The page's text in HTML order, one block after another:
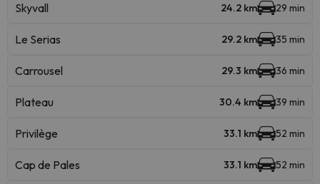
Skyvall 24.2 km 29 min
Le Serias 29.2 km 35 min
Carrousel 29.3 km 36 min
Plateau 30.4 km 39 min
Privilège 33.1 km 52 min
Cap de Pales 33.1 km 52 min